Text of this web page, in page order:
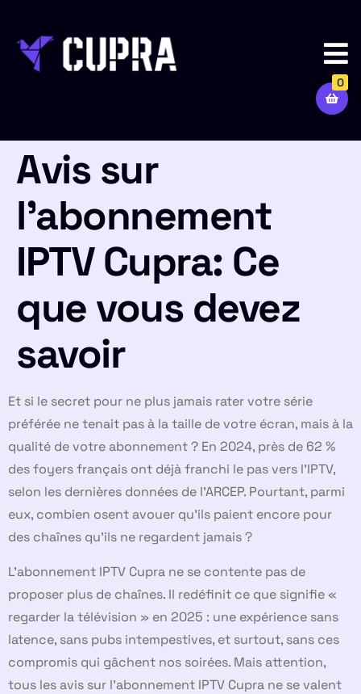
0
Avis sur
l’abonnement
IPTV Cupra: Ce
que vous devez
savoir
Et si le secret pour ne plus jamais rater votre série
préférée ne tenait pas à la taille de votre écran, mais à la
qualité de votre abonnement ? En 2024, près de 62 %
des foyers français ont déjà franchi le pas vers l’IPTV,
selon les dernières données de l’ARCEP. Pourtant, parmi
eux, combien osent avouer qu’ils paient encore pour
des chaînes qu’ils ne regardent jamais ?
L’abonnement IPTV Cupra ne se contente pas de
proposer plus de chaînes. Il redéfinit ce que signifie «
regarder la télévision » en 2025 : une expérience sans
latence, sans pubs intempestives, et surtout, sans ces
compromis qui gâchent nos soirées. Mais attention,
tous les avis sur l’abonnement IPTV Cupra ne se valent